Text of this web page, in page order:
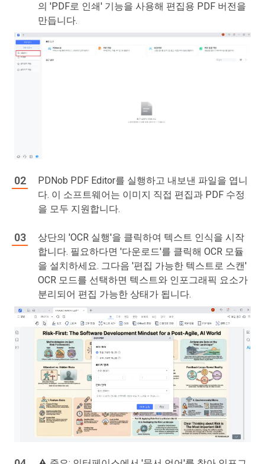
의 'PDF로 인쇄' 기능을 사용해 편집용 PDF 버전을
만듭니다.
PDNob PDF Editor를 실행하고 내보낸 파일을 엽니
다. 이 소프트웨어는 이미지 직접 편집과 PDF 수정
을 모두 지원합니다.
상단의 'OCR 실행'을 클릭하여 텍스트 인식을 시작
합니다. 필요하다면 '다운로드'를 클릭해 OCR 모듈
을 설치하세요. 그다음 '편집 가능한 텍스트로 스캔'
OCR 모드를 선택하면 텍스트와 인포그래픽 요소가
분리되어 편집 가능한 상태가 됩니다.